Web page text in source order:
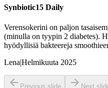
Synbiotic15 Daily
Verensokerini on paljon
(minulla on tyypin 2 diabetes).
hyödyllisiä bakteereja
Lena|Helmikuuta 2025
Previous slide Next